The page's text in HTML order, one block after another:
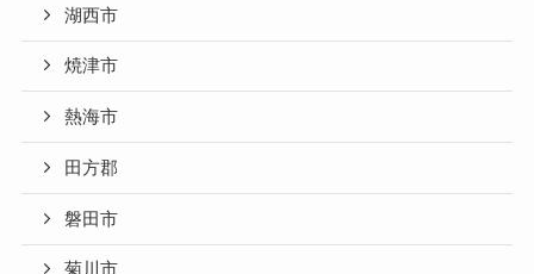
湖西市
焼津市
熱海市
田方郡
磐田市
菊川市